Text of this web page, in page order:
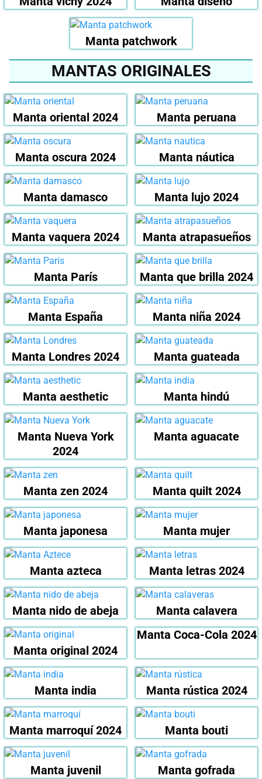
Manta patchwork
MANTAS ORIGINALES
Manta oriental 2024 Manta peruana
Manta oscura 2024 Manta náutica
Manta damasco Manta lujo 2024
Manta vaquera 2024 Manta atrapasueños
Manta París Manta que brilla 2024
Manta España Manta niña 2024
Manta Londres 2024 Manta guateada
Manta aesthetic Manta hindú
Manta Nueva York
2024
Manta aguacate
Manta zen 2024 Manta quilt 2024
Manta japonesa Manta mujer
Manta azteca Manta letras 2024
Manta nido de abeja Manta calavera
Manta original 2024
Manta Coca-Cola 2024
Manta india Manta rústica 2024
Manta marroquí 2024 Manta bouti
Manta juvenil Manta gofrada